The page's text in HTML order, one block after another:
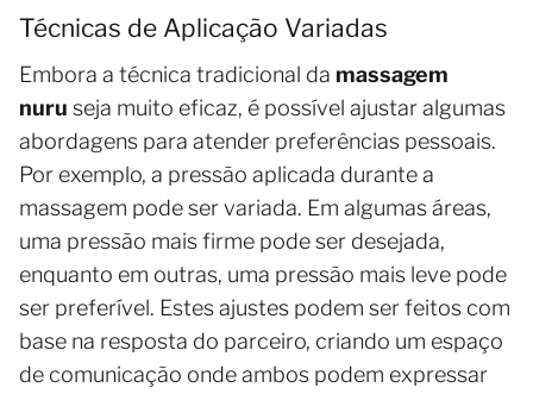
Técnicas de Aplicação Variadas
Embora a técnica tradicional da massagem
nuru seja muito eficaz, é possível ajustar algumas
abordagens para atender preferências pessoais.
Por exemplo, a pressão aplicada durante a
massagem pode ser variada. Em algumas áreas,
uma pressão mais firme pode ser desejada,
enquanto em outras, uma pressão mais leve pode
ser preferível. Estes ajustes podem ser feitos com
base na resposta do parceiro, criando um espaço
de comunicação onde ambos podem expressar